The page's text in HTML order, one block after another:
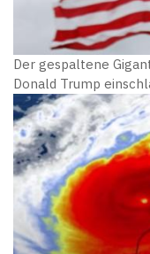
Der gespaltene
Donald Trump